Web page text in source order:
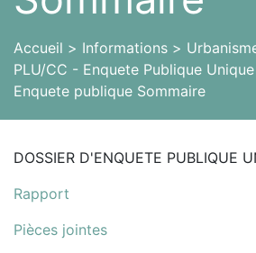
Accueil Informations
PLU/CC - Enquete Publique Unique
Enquete publique Sommaire
DOSSIER D'ENQUETE PUBLIQUE
Rapport
Pièces jointes